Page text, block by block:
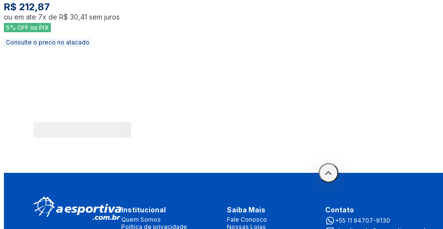
R$ 212,87
ou em ate 7x de R$ 30,41 sem juros
5% OFF no PIX
Consulte o preco no atacado
Institucional
Quem Somos
Política de privacidade
Saiba Mais
Fale Conosco
Nossas Lojas
Contato
+55 11 94707-9130